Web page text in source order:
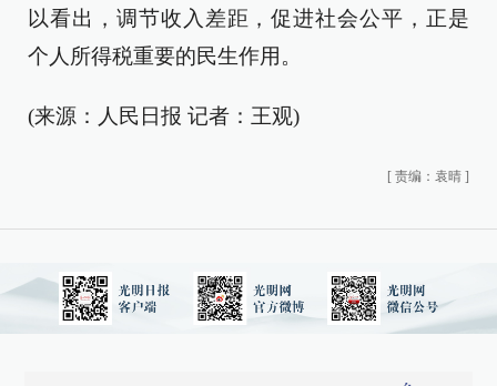
以看出，调节收入差距，促进社会公平，正是
个人所得税重要的民生作用。
(来源：人民日报 记者：王观)
[ 责编：袁晴 ]